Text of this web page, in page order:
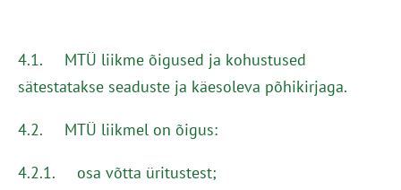
4.1. MTÜ liikme õigused ja kohustused
sätestatakse seaduste ja käesoleva põhikirjaga.
4.2. MTÜ liikmel on õigus:
4.2.1. osa võtta üritustest;